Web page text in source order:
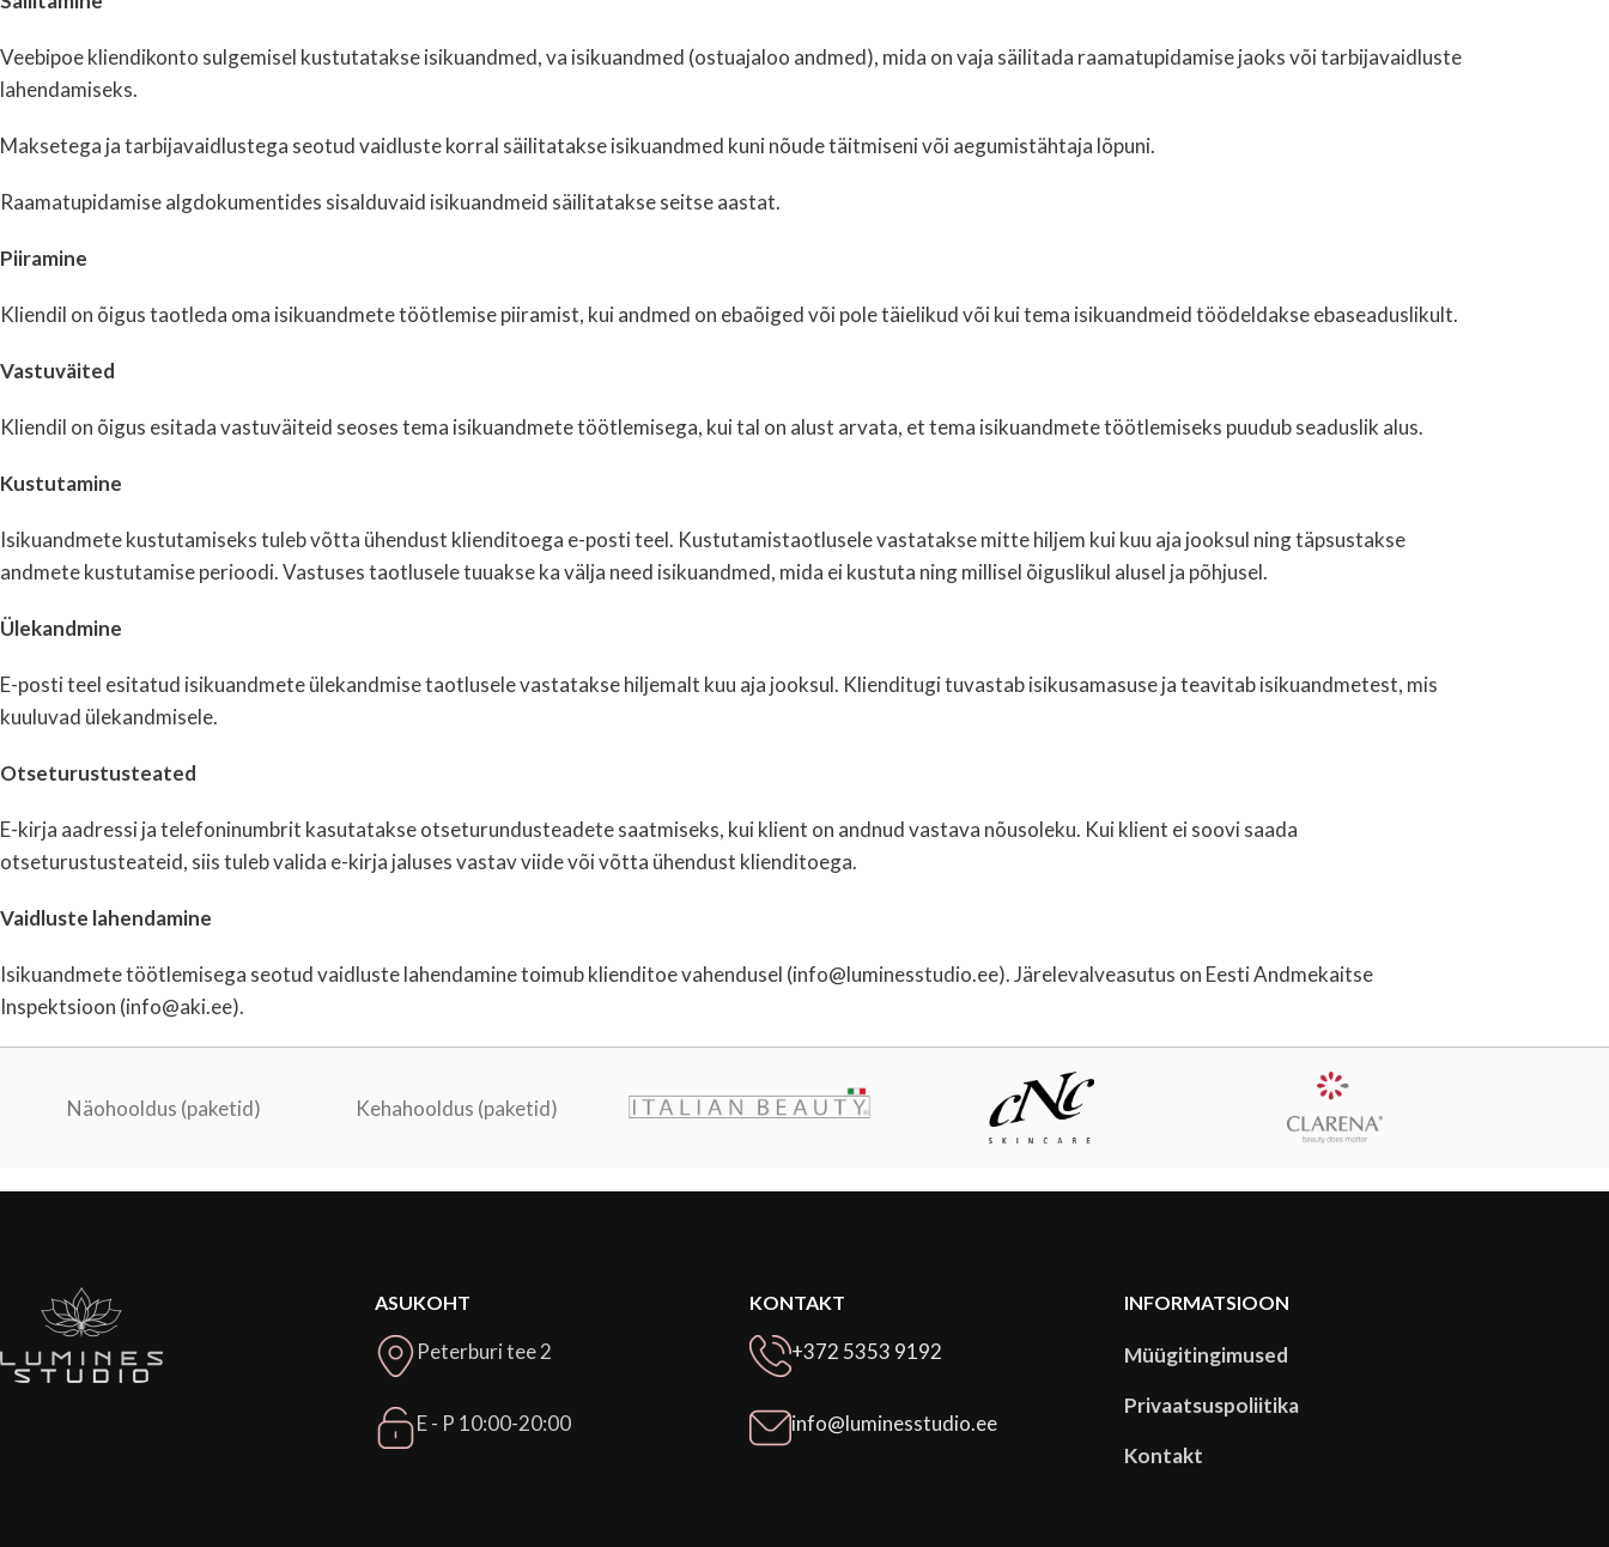
Veebipoe kliendikonto sulgemisel kustutatakse isikuandmed, va isikuandmed (ostuajaloo andmed), mida on vaja säilitada raamatupidamise jaoks või tarbijavaidluste
lahendamiseks.
Maksetega ja tarbijavaidlustega seotud vaidluste korral säilitatakse isikuandmed kuni nõude täitmiseni või aegumistähtaja lõpuni.
Raamatupidamise algdokumentides sisalduvaid isikuandmeid säilitatakse seitse aastat.
Piiramine
Kliendil on õigus taotleda oma isikuandmete töötlemise piiramist, kui andmed on ebaõiged või pole täielikud või kui tema isikuandmeid töödeldakse ebaseaduslikult.
Vastuväited
Kliendil on õigus esitada vastuväiteid seoses tema isikuandmete töötlemisega, kui tal on alust arvata, et tema isikuandmete töötlemiseks puudub seaduslik alus.
Kustutamine
Isikuandmete kustutamiseks tuleb võtta ühendust klienditoega e-posti teel. Kustutamistaotlusele vastatakse mitte hiljem kui kuu aja jooksul ning täpsustakse
andmete kustutamise perioodi. Vastuses taotlusele tuuakse ka välja need isikuandmed, mida ei kustuta ning millisel õiguslikul alusel ja põhjusel.
Ülekandmine
E-posti teel esitatud isikuandmete ülekandmise taotlusele vastatakse hiljemalt kuu aja jooksul. Klienditugi tuvastab isikusamasuse ja teavitab isikuandmetest, mis
kuuluvad ülekandmisele.
Otseturustusteated
E-kirja aadressi ja telefoninumbrit kasutatakse otseturundusteadete saatmiseks, kui klient on andnud vastava nõusoleku. Kui klient ei soovi saada
otseturustusteateid, siis tuleb valida e-kirja jaluses vastav viide või võtta ühendust klienditoega.
Vaidluste lahendamine
Isikuandmete töötlemisega seotud vaidluste lahendamine toimub klienditoe vahendusel (info@luminesstudio.ee). Järelevalveasutus on Eesti Andmekaitse
Inspektsioon (info@aki.ee).
Näohooldus (paketid) Kehahooldus (paketid)
ASUKOHT
Peterburi tee 2
E - P 10:00-20:00
KONTAKT
+372 5353 9192
info@luminesstudio.ee
INFORMATSIOON
Müügitingimused
Privaatsuspoliitika
Kontakt